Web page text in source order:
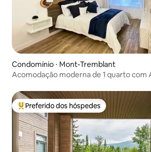
Condomínio ⋅ Mont-Tremblant
Acomodação moderna de 1 quarto com
Entre os melhores preferidos dos
Preferido dos hóspedes